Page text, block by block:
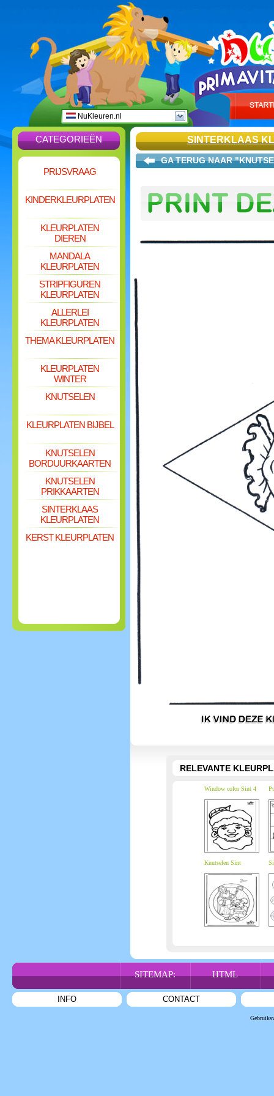
NuKleuren.nl
CATEGORIEËN
PRIJSVRAAG
KINDERKLEURPLATEN
KLEURPLATEN
DIEREN
MANDALA
KLEURPLATEN
STRIPFIGUREN
KLEURPLATEN
ALLERLEI
KLEURPLATEN
THEMA KLEURPLATEN
KLEURPLATEN
WINTER
KNUTSELEN
KLEURPLATEN BIJBEL
KNUTSELEN
BORDUURKAARTEN
KNUTSELEN
PRIKKAARTEN
SINTERKLAAS
KLEURPLATEN
KERST KLEURPLATEN
SINTERKLAAS
GA TERUG NAAR
RELEVANTE
Window color Sint 4
Knutselen Sint
SITEMAP: HTML
INFO CONTACT